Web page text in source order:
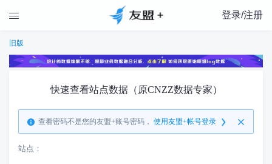
 登录/注册
旧版
快速查看站点数据（原CNZZ数据专家）
查看密码不是您的友盟+账号密码， 使用友盟+帐号登录
站点：